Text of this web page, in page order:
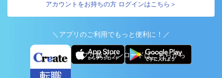
アカウントをお持ちの方 ログインはこちら＞
＼アプリのご利用でもっと便利に！／
アプリ版ダウンロードはこちらから